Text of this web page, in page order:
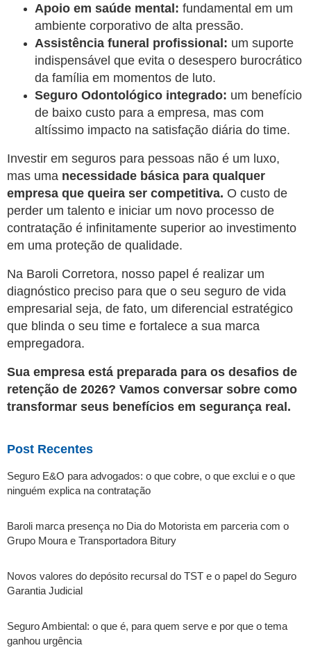
Apoio em saúde mental: fundamental em um
ambiente corporativo de alta pressão.
Assistência funeral profissional: um suporte
indispensável que evita o desespero burocrático
da família em momentos de luto.
Seguro Odontológico integrado: um benefício
de baixo custo para a empresa, mas com
altíssimo impacto na satisfação diária do time.
Investir em seguros para pessoas não é um luxo,
mas uma necessidade básica para qualquer
empresa que queira ser competitiva. O custo de
perder um talento e iniciar um novo processo de
contratação é infinitamente superior ao investimento
em uma proteção de qualidade.
Na Baroli Corretora, nosso papel é realizar um
diagnóstico preciso para que o seu seguro de vida
empresarial seja, de fato, um diferencial estratégico
que blinda o seu time e fortalece a sua marca
empregadora.
Sua empresa está preparada para os desafios de
retenção de 2026? Vamos conversar sobre como
transformar seus benefícios em segurança real.
Post Recentes
Seguro E&O para advogados: o que cobre, o que exclui e o que
ninguém explica na contratação
Baroli marca presença no Dia do Motorista em parceria com o
Grupo Moura e Transportadora Bitury
Novos valores do depósito recursal do TST e o papel do Seguro
Garantia Judicial
Seguro Ambiental: o que é, para quem serve e por que o tema
ganhou urgência